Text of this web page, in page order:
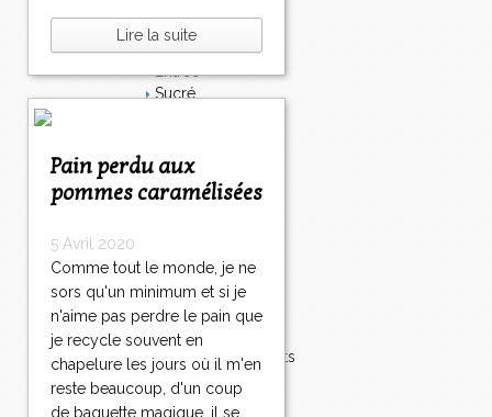
Lire la suite
Pain perdu aux
pommes caramélisées
5 Avril 2020
Comme tout le monde, je ne
sors qu'un minimum et si je
n'aime pas perdre le pain que
je recycle souvent en
chapelure les jours où il m'en
reste beaucoup, d'un coup
de baguette magique, il se
Bavardages
Entrée
Sucré
Fromage
Viande
Fruits
Soupe
Fêtes
Poisson
Accompagnements
Champignons
Chocolat
0
68>